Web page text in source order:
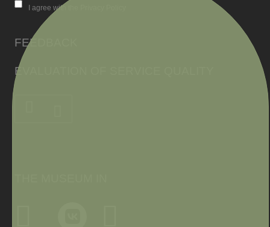
I agree with the Privacy Policy
FEEDBACK
EVALUATION OF SERVICE QUALITY